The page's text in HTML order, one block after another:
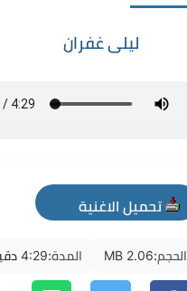
ليلى غفران
تحميل الاغنية
mp3
الحجم:2.06 MB المدة:4:29 دقيقة